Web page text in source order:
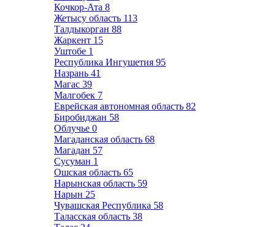
Кочкор-Ата 8
Жетысу область 113
Талдыкорган 88
Жаркент 15
Уштобе 1
Республика Ингушетия 95
Назрань 41
Магас 39
Малгобек 7
Еврейская автономная область 82
Биробиджан 58
Облучье 0
Магаданская область 68
Магадан 57
Сусуман 1
Ошская область 65
Нарынская область 59
Нарын 25
Чувашская Республика 58
Таласская область 38